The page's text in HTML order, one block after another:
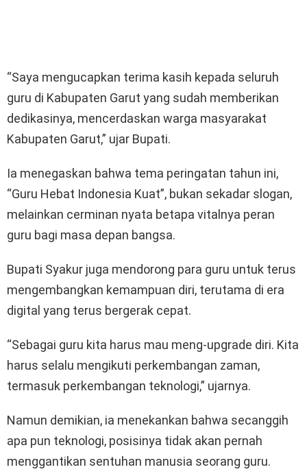
“Saya mengucapkan terima kasih kepada seluruh
guru di Kabupaten Garut yang sudah memberikan
dedikasinya, mencerdaskan warga masyarakat
Kabupaten Garut,” ujar Bupati.
Ia menegaskan bahwa tema peringatan tahun ini,
“Guru Hebat Indonesia Kuat”, bukan sekadar slogan,
melainkan cerminan nyata betapa vitalnya peran
guru bagi masa depan bangsa.
Bupati Syakur juga mendorong para guru untuk terus
mengembangkan kemampuan diri, terutama di era
digital yang terus bergerak cepat.
“Sebagai guru kita harus mau meng-upgrade diri. Kita
harus selalu mengikuti perkembangan zaman,
termasuk perkembangan teknologi,” ujarnya.
Namun demikian, ia menekankan bahwa secanggih
apa pun teknologi, posisinya tidak akan pernah
menggantikan sentuhan manusia seorang guru.